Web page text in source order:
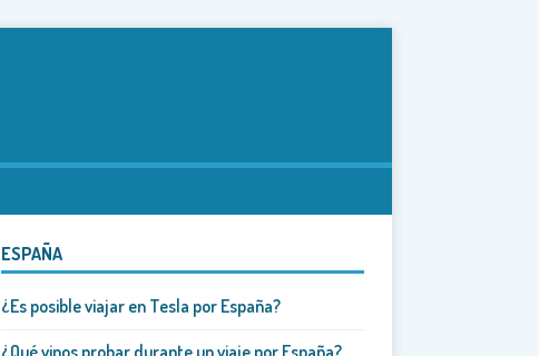
ESPAÑA
¿Es posible viajar en Tesla por España?
¿Qué vinos probar durante un viaje por España?